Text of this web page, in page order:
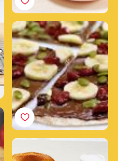
Raňajková pizza s
nátierkou Nutella®
Ciambella s nátierkou
Nutella<sup>®</sup>®